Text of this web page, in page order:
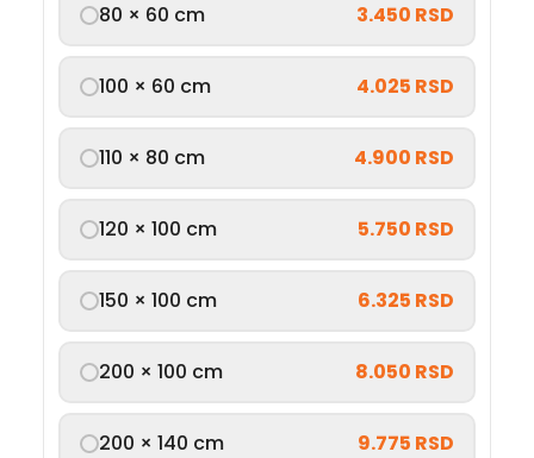
80 × 60 cm 3.450 RSD
100 × 60 cm 4.025 RSD
110 × 80 cm 4.900 RSD
120 × 100 cm 5.750 RSD
150 × 100 cm 6.325 RSD
200 × 100 cm 8.050 RSD
200 × 140 cm 9.775 RSD